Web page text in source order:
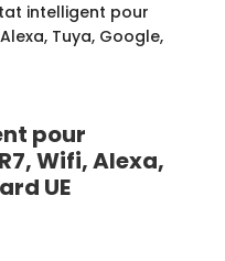
intelligent pour
Tuya, Google,
pour
Wifi, Alexa,
UE